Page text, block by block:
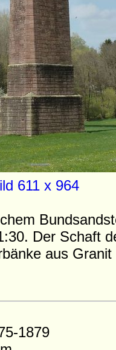
611 x 964
Der Schaft
aus
1879